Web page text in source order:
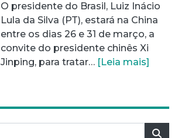
O presidente do Brasil, Luiz Inácio
Lula da Silva (PT), estará na China
entre os dias 26 e 31 de março, a
convite do presidente chinês Xi
Jinping, para tratar… [Leia mais]